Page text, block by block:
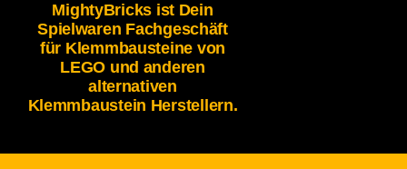
MightyBricks ist Dein
Spielwaren Fachgeschäft
für Klemmbausteine von
LEGO und anderen
alternativen
Klemmbaustein Herstellern.